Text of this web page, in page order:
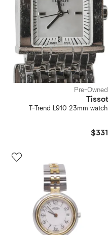
Pre-Owned
Tissot
T-Trend L910 23mm watch
$331